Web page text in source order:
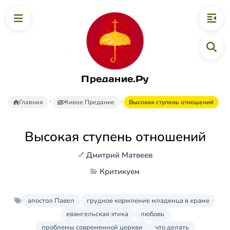
Предание.Ру
Главная Живое Предание Высокая ступень отношений
Высокая ступень отношений
Дмитрий Матвеев
Критикуем
апостол Павел
грудное кормление младенца в храме
евангельская этика
любовь
проблемы современной церкви
что делать